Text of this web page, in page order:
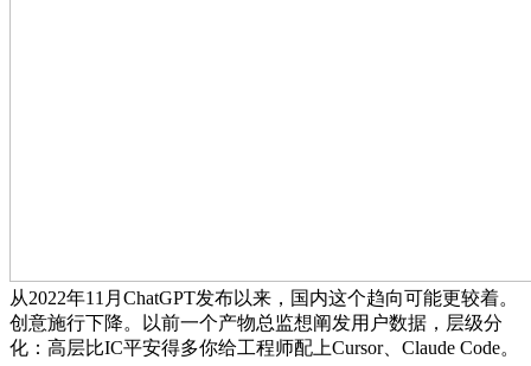
从2022年11月ChatGPT发布以来，国内这个趋向可能更较着。
创意施行下降。以前一个产物总监想阐发用户数据，层级分
化：高层比IC平安得多你给工程师配上Cursor、Claude Code。